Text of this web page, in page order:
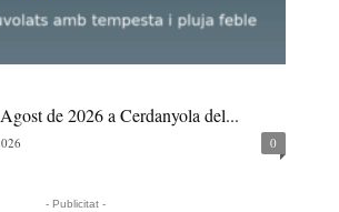
de 2026 a Cerdanyola del...
0
- Publicitat -